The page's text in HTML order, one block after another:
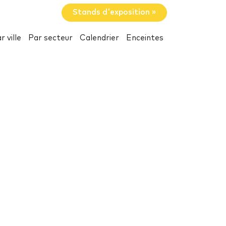
Stands d'exposition »
ville Par secteur Calendrier Enceintes